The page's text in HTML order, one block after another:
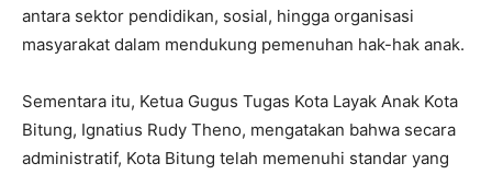
antara sektor pendidikan, sosial, hingga organisasi
masyarakat dalam mendukung pemenuhan hak-hak anak.
Sementara itu, Ketua Gugus Tugas Kota Layak Anak Kota
Bitung, Ignatius Rudy Theno, mengatakan bahwa secara
administratif, Kota Bitung telah memenuhi standar yang